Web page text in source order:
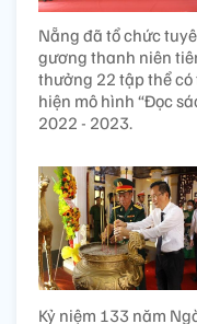
Nẵng đã tổ chức
gương thanh niên
thưởng 22 tập thể
hiện mô hình “Đọc
2022 - 2023.
Kỷ niệm 133 năm